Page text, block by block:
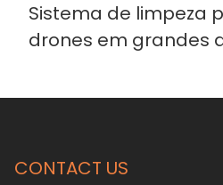
Sistema de limpeza
drones em grandes
T120 Duo
CONTACT US